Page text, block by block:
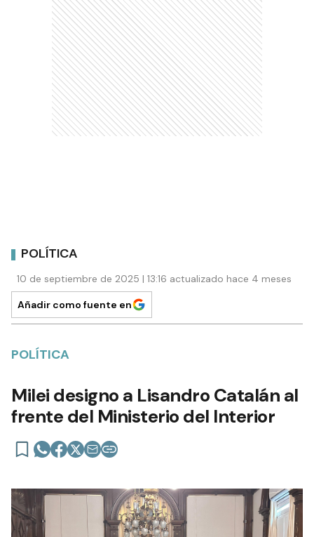
POLÍTICA
10 de septiembre de 2025 | 13:16 actualizado hace 4 meses
Añadir como fuente en
POLÍTICA
Milei designo a Lisandro Catalán al
frente del Ministerio del Interior